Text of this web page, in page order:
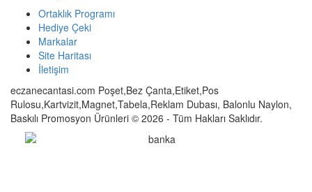
Ortaklık Programı
Hediye Çeki
Markalar
Site Haritası
İletişim
eczanecantasi.com Poşet,Bez Çanta,Etiket,Pos
Rulosu,Kartvizit,Magnet,Tabela,Reklam Dubası, Balonlu Naylon,
Baskılı Promosyon Ürünleri © 2026 - Tüm Hakları Saklıdır.